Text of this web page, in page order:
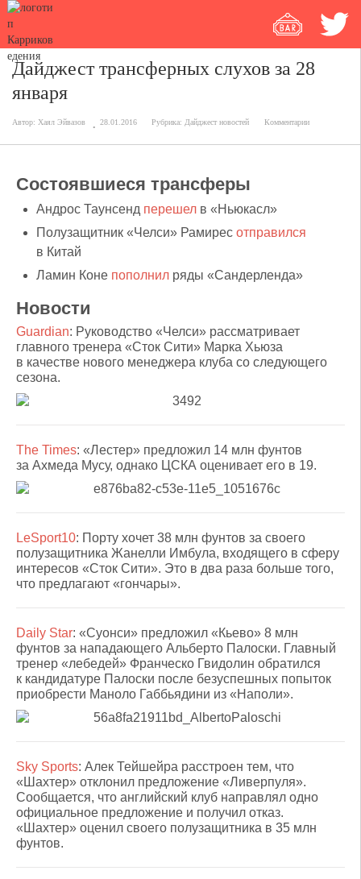
Дайджест трансферных слухов за 28
января
Автор: Хаял Эйвазов 28.01.2016 Рубрика: Дайджест новостей Комментарии
Состоявшиеся трансферы
Андрос Таунсенд перешел в «Ньюкасл»
Полузащитник «Челси» Рамирес отправился
в Китай
Ламин Коне пополнил ряды «Сандерленда»
Новости
Guardian: Руководство «Челси» рассматривает
главного тренера «Сток Сити» Марка Хьюза
в качестве нового менеджера клуба со следующего
сезона.
The Times: «Лестер» предложил 14 млн фунтов
за Ахмеда Мусу, однако ЦСКА оценивает его в 19.
LeSport10: Порту хочет 38 млн фунтов за своего
полузащитника Жанелли Имбула, входящего в сферу
интересов «Сток Сити». Это в два раза больше того,
что предлагают «гончары».
Daily Star: «Суонси» предложил «Кьево» 8 млн
фунтов за нападающего Альберто Палоски. Главный
тренер «лебедей» Франческо Гвидолин обратился
к кандидатуре Палоски после безуспешных попыток
приобрести Маноло Габбьядини из «Наполи».
Sky Sports: Алек Тейшейра расстроен тем, что
«Шахтер» отклонил предложение «Ливерпуля».
Сообщается, что английский клуб направлял одно
официальное предложение и получил отказ.
«Шахтер» оценил своего полузащитника в 35 млн
фунтов.